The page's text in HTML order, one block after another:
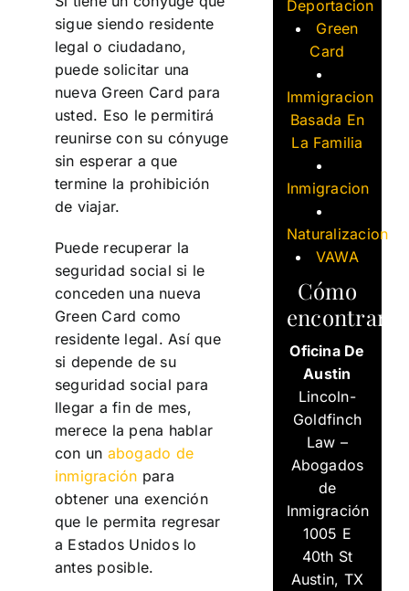
sigue siendo residente
legal o ciudadano,
puede solicitar una
nueva Green Card para
usted. Eso le permitirá
reunirse con su cónyuge
sin esperar a que
termine la prohibición
de viajar.
Puede recuperar la
seguridad social si le
conceden una nueva
Green Card como
residente legal. Así que
si depende de su
seguridad social para
llegar a fin de mes,
merece la pena hablar
con un abogado de
inmigración para
obtener una exención
que le permita regresar
a Estados Unidos lo
antes posible.
Deportacion
Green
Card
Immigracion
Basada En
La Familia
Inmigracion
Naturalizacion
VAWA
Cómo
Oficina De
Austin
Lincoln-
Goldfinch
Law –
Abogados
de
Inmigración
1005 E
40th St
Austin, TX